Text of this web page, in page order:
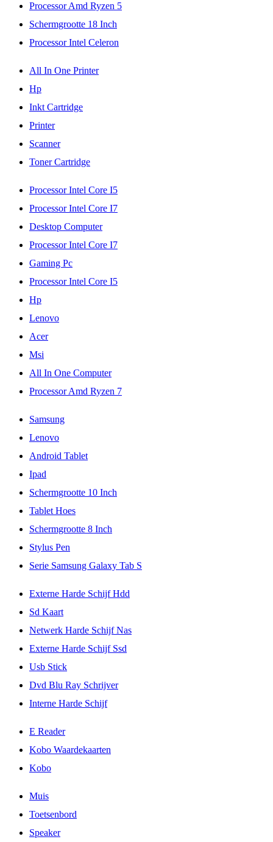
Processor Amd Ryzen 5
Schermgrootte 18 Inch
Processor Intel Celeron
All In One Printer
Hp
Inkt Cartridge
Printer
Scanner
Toner Cartridge
Processor Intel Core I5
Processor Intel Core I7
Desktop Computer
Processor Intel Core I7
Gaming Pc
Processor Intel Core I5
Hp
Lenovo
Acer
Msi
All In One Computer
Processor Amd Ryzen 7
Samsung
Lenovo
Android Tablet
Ipad
Schermgrootte 10 Inch
Tablet Hoes
Schermgrootte 8 Inch
Stylus Pen
Serie Samsung Galaxy Tab S
Externe Harde Schijf Hdd
Sd Kaart
Netwerk Harde Schijf Nas
Externe Harde Schijf Ssd
Usb Stick
Dvd Blu Ray Schrijver
Interne Harde Schijf
E Reader
Kobo Waardekaarten
Kobo
Muis
Toetsenbord
Speaker